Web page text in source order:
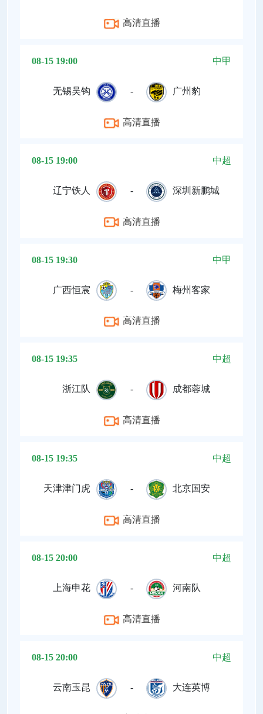
高清直播
08-15 19:00 中甲
无锡吴钩 - 广州豹
高清直播
08-15 19:00 中超
辽宁铁人 - 深圳新鹏城
高清直播
08-15 19:30 中甲
广西恒宸 - 梅州客家
高清直播
08-15 19:35 中超
浙江队 - 成都蓉城
高清直播
08-15 19:35 中超
天津津门虎 - 北京国安
高清直播
08-15 20:00 中超
上海申花 - 河南队
高清直播
08-15 20:00 中超
云南玉昆 - 大连英博